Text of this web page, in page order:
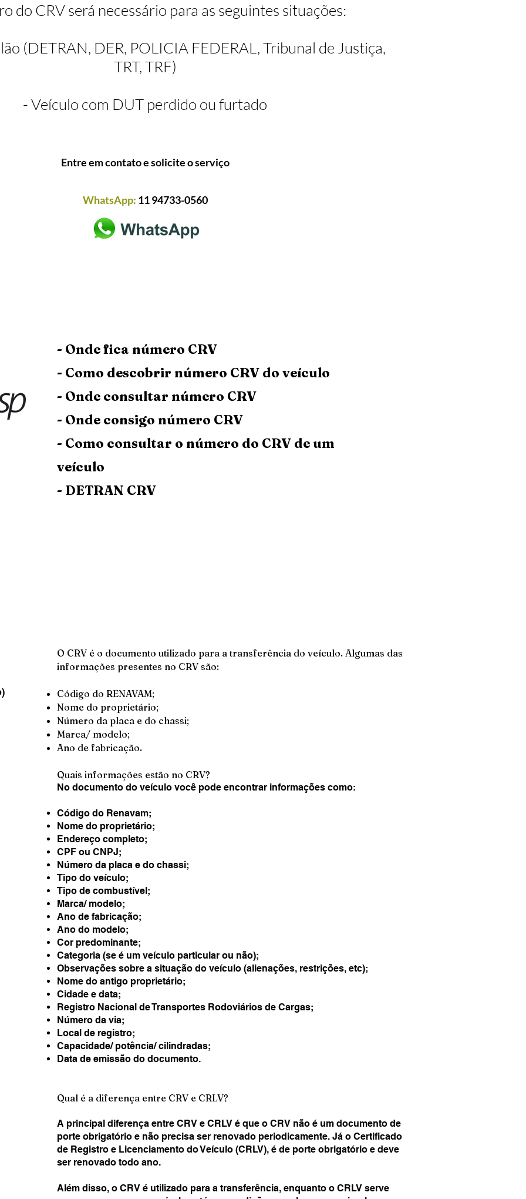
do CRV será necessário para as seguintes situações:
(DETRAN, DER, POLICIA FEDERAL, Tribunal de Justiça,
TRT, TRF)
- Veículo com DUT perdido ou furtado
Entre em contato e solicite o serviço
WhatsApp: 11 94733-0560
- Onde fica número CRV
- Como descobrir número CRV do veículo
- Onde consultar número CRV
- Onde consigo número CRV
- Como consultar o número do CRV de um
veículo
- DETRAN CRV
O CRV é o documento utilizado para a transferência do veículo. Algumas das
informações presentes no CRV são:
Código do RENAVAM;
Nome do proprietário;
Número da placa e do chassi;
Marca/ modelo;
Ano de fabricação.
Quais informações estão no CRV?
No documento do veículo você pode encontrar informações como:
Código do Renavam;
Nome do proprietário;
Endereço completo;
CPF ou CNPJ;
Número da placa e do chassi;
Tipo do veículo;
Tipo de combustível;
Marca/ modelo;
Ano de fabricação;
Ano do modelo;
Cor predominante;
Categoria (se é um veículo particular ou não);
Observações sobre a situação do veículo (alienações, restrições, etc);
Nome do antigo proprietário;
Cidade e data;
Registro Nacional de Transportes Rodoviários de Cargas;
Número da via;
Local de registro;
Capacidade/ potência/ cilindradas;
Data de emissão do documento.
Qual é a diferença entre CRV e CRLV?
A principal diferença entre CRV e CRLV é que o CRV não é um documento de
porte obrigatório e não precisa ser renovado periodicamente. Já o Certificado
de Registro e Licenciamento do Veículo (CRLV), é de porte obrigatório e deve
ser renovado todo ano.
Além disso, o CRV é utilizado para a transferência, enquanto o CRLV serve